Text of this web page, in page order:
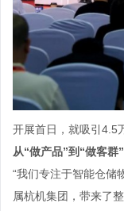
开展首日，就吸引4.5
从“做产品”到“做客群”
“我们专注于智能仓储
属杭机集团，带来了